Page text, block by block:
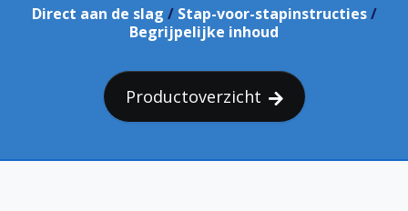
Direct aan de slag /Stap-voor-stapinstructies/
Begrijpelijke inhoud
Productoverzicht